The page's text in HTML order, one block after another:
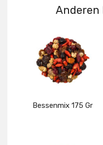
Anderen
Bessenmix 175 Gr